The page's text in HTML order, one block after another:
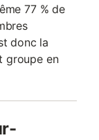
77 % de
donc la
groupe en